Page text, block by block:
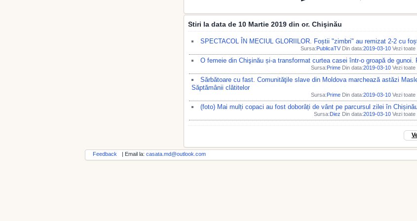
Stiri la data de 10 Martie 2019 din or. Chişinău
SPECTACOL ÎN MECIUL GLORIILOR. Foștii "zimbri" au remizat 2-2 cu
Sursa:PublicaTV Din data:2019-03-10 Vezi
O femeie din Chişinău și-a transformat curtea casei într-o groapă de gunoi.
Sursa:Prime Din data:2019-03-10 Vezi
Sărbătoare cu fast. Comunităţile slave din Moldova marchează astăzi
Săptămânii clătitelor
Sursa:Prime Din data:2019-03-10 Vezi
(foto) Mai mulți copaci au fost doborâți de vânt pe parcursul zilei în
Sursa:Diez Din data:2019-03-10 Vezi
Feedback | Email la: casata.md@outlook.com